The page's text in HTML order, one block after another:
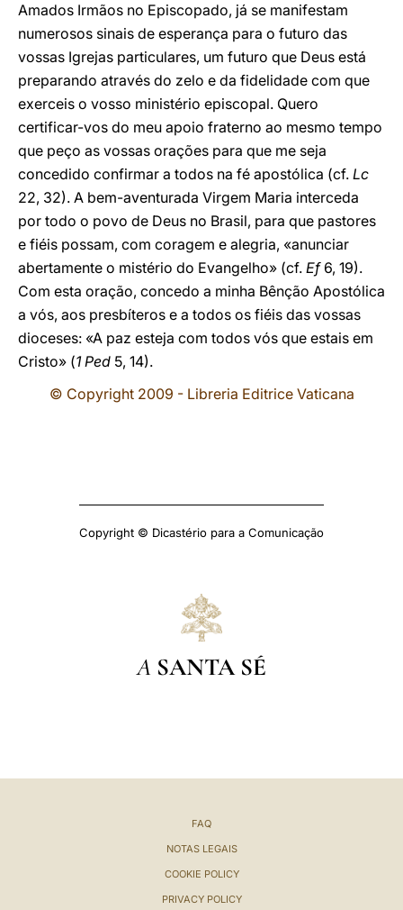
Amados Irmãos no Episcopado, já se manifestam
numerosos sinais de esperança para o futuro das
vossas Igrejas particulares, um futuro que Deus está
preparando através do zelo e da fidelidade com que
exerceis o vosso ministério episcopal. Quero
certificar-vos do meu apoio fraterno ao mesmo tempo
que peço as vossas orações para que me seja
concedido confirmar a todos na fé apostólica (cf. Lc
22, 32). A bem-aventurada Virgem Maria interceda
por todo o povo de Deus no Brasil, para que pastores
e fiéis possam, com coragem e alegria, «anunciar
abertamente o mistério do Evangelho» (cf. Ef6, 19).
Com esta oração, concedo a minha Bênção Apostólica
a vós, aos presbíteros e a todos os fiéis das vossas
dioceses: «A paz esteja com todos vós que estais em
Cristo» (1 Ped 5, 14).
© Copyright 2009 - Libreria Editrice Vaticana
Copyright © Dicastério para a Comunicação
A SANTA SÉ
FAQ
NOTAS LEGAIS
COOKIE POLICY
PRIVACY POLICY